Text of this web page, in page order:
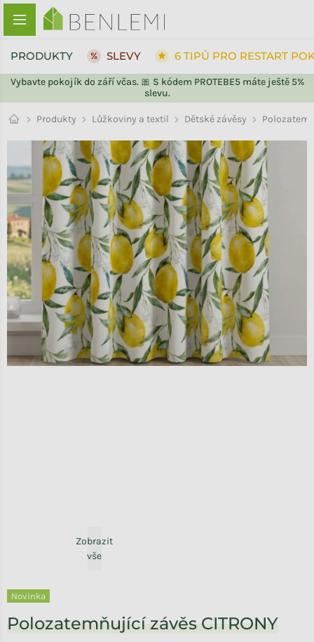
Přejít na obsah
Vybavte pokojík do září včas. 🎀 S kódem PROTEBE5 máte ještě 5%
slevu.
PRODUKTY SLEVY 6 TIPŮ PRO RESTART
Produkty Lůžkoviny a textil Dětské závěsy
Zobrazit
vše
Novinka
Polozatemňující závěs CITRONY
ZPĚT DO OBCHODU
ZPĚT DO OBCHODU